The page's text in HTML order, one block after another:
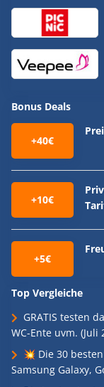
Bonus Deals
+40€
+10€
+5€
Top Vergleiche
GRATIS testen
WC-Ente uvm. (Juli
💥 Die 30
Samsung Galaxy,